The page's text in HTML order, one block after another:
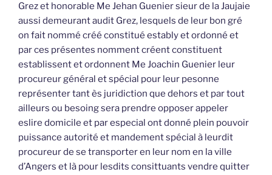
Grez et honorable Me Jehan Guenier sieur de la Jaujaie
aussi demeurant audit Grez, lesquels de leur bon gré
on fait nommé créé constitué estably et ordonné et
par ces présentes nomment créent constituent
establissent et ordonnent Me Joachin Guenier leur
procureur général et spécial pour leur pesonne
représenter tant ès juridiction que dehors et par tout
ailleurs ou besoing sera prendre opposer appeler
eslire domicile et par especial ont donné plein pouvoir
puissance autorité et mandement spécial à leurdit
procureur de se transporter en leur nom en la ville
d’Angers et là pour lesdits consittuants vendre quitter